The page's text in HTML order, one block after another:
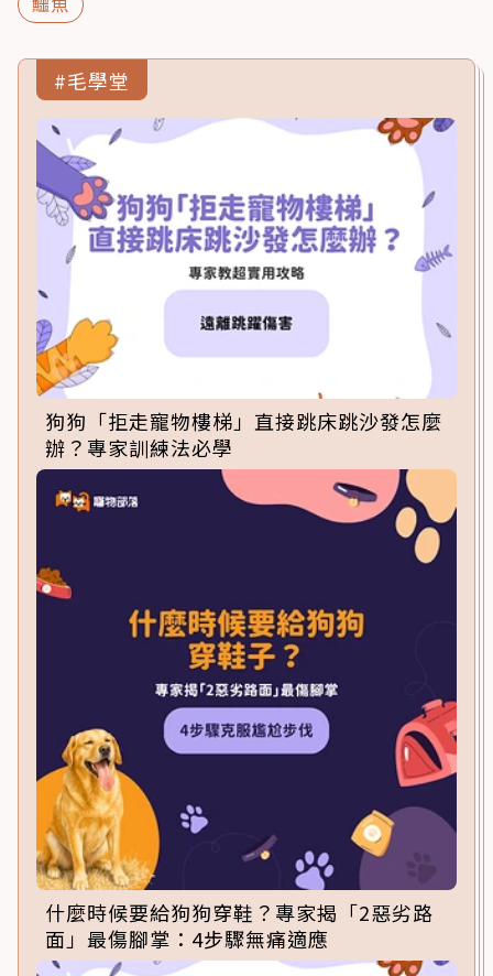
#毛學堂
狗狗「拒走寵物樓梯」直接跳床跳沙發怎麼
辦？專家訓練法必學
什麼時候要給狗狗穿鞋？專家揭「2惡劣路
面」最傷腳掌：4步驟無痛適應